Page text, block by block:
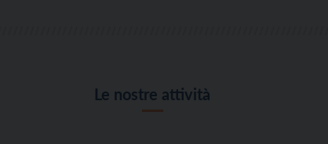
Le nostre attività